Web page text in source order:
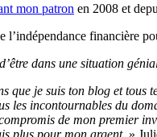
mon patron en 2008 et
l’indépendance financière
dans une situation
que je suis ton blog et tous
les incontournables du
de mon premier
plus pour mon argent. »